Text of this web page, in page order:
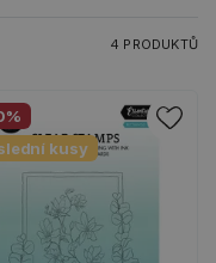
4 PRODUKTŮ
kusy